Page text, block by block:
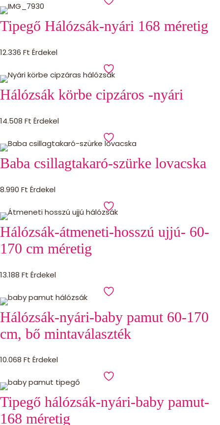
Tipegő Hálózsák-nyári 168 méretig
12.336 Ft Érdekel
Hálózsák körbe cipzáros -nyári
14.508 Ft Érdekel
Baba csillagtakaró-szürke lovacska
8.990 Ft Érdekel
Hálózsák-átmeneti-hosszú ujjú- 60-
170 cm méretig
13.188 Ft Érdekel
Hálózsák-nyári-baby pamut 60-170
cm, bő mintaválaszték
10.068 Ft Érdekel
Tipegő hálózsák-nyári-baby pamut-
168 méretig